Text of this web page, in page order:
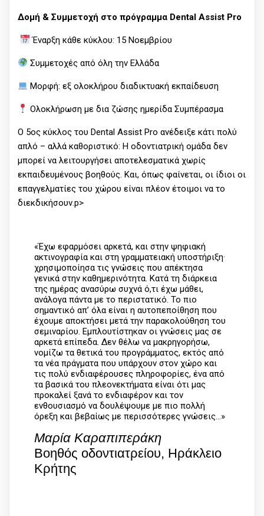
Δομή & Συμμετοχή στο πρόγραμμα Dental Assist Pro
Έναρξη κάθε κύκλου: 15 Νοεμβρίου
Συμμετοχές από όλη την Ελλάδα
Μορφή: εξ ολοκλήρου διαδικτυακή εκπαίδευση
Ολοκλήρωση με δια ζώσης ημερίδα Συμπέρασμα
Ο 5ος κύκλος του Dental Assist Pro ανέδειξε κάτι πολύ
απλό – αλλά καθοριστικό: Η οδοντιατρική ομάδα δεν
μπορεί να λειτουργήσει αποτελεσματικά χωρίς
εκπαιδευμένους βοηθούς. Και, όπως φαίνεται, οι ίδιοι οι
επαγγελματίες του χώρου είναι πλέον έτοιμοι να το
διεκδικήσουν.p>
«Έχω εφαρμόσει αρκετά, και στην ψηφιακή
ακτινογραφία και στη γραμματειακή υποστήριξη·
χρησιμοποίησα τις γνώσεις που απέκτησα
γενικά στην καθημερινότητα. Κατά τη διάρκεια
της ημέρας ανασύρω συχνά ό,τι έχω μάθει,
ανάλογα πάντα με το περιστατικό. Το πιο
σημαντικό απ’ όλα είναι η αυτοπεποίθηση που
έχουμε αποκτήσει μετά την παρακολούθηση του
σεμιναρίου. Εμπλουτίστηκαν οι γνώσεις μας σε
αρκετά επίπεδα. Δεν θέλω να μακρηγορήσω,
νομίζω τα θετικά του προγράμματος, εκτός από
τα νέα πράγματα που υπάρχουν στον χώρο και
τις πολύ ενδιαφέρουσες πληροφορίες, ένα από
τα βασικά του πλεονεκτήματα είναι ότι μας
προκαλεί ξανά το ενδιαφέρον και τον
ενθουσιασμό να δουλέψουμε με πιο πολλή
όρεξη και βεβαίως με περισσότερες γνώσεις...»
Μαρία Καραπιπεράκη
Βοηθός οδοντιατρείου, Ηράκλειο
Κρήτης